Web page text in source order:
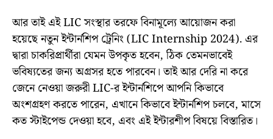
আর তাই এই LIC সংস্থার তরফে বিনামূল্যে আয়োজন করা
হয়েছে নতুন ইন্টার্নশিপ ট্রেনিং (LIC Internship 2024). এর
দ্বারা চাকরিপ্রার্থীরা যেমন উপকৃত হবেন, ঠিক তেমনভাবেই
ভবিষ্যতের জন্য অগ্রসর হতে পারবেন। তাই আর দেরি না করে
জেনে নেওয়া জরুরী LIC-র ইন্টার্নশিপে আপনি কিভাবে
অংশগ্রহণ করতে পারেন, এখানে কিভাবে ইন্টার্নশিপ চলবে, মাসে
কত স্টাইপেন্ড দেওয়া হবে, এবং এই ইন্টারশীপ বিষয়ে বিস্তারিত।